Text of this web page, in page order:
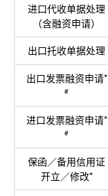
进口代收单据处理
（含融资申请）
出口托收单据处理
出口发票融资申请*
#
进口发票融资申请*
#
保函／备用信用证
开立／修改*